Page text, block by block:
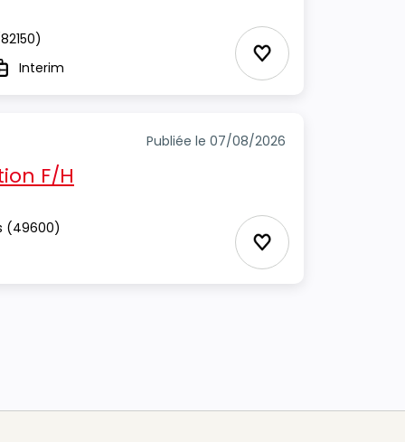
Interim Ajouter aux
Publiée le 07/08/2026
F/H
(49600)
Ajouter aux